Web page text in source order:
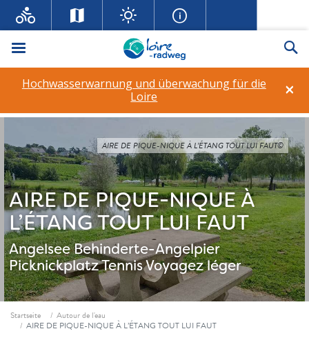
Menü
×
Hochwasserwarnung und überwachung für die
Loire
AIRE DE PIQUE-NIQUE À
L’ÉTANG TOUT LUI FAUT
AngelseeBehinderte-Angelpier
PicknickplatzTennisVoyagez léger
AIRE DE PIQUE-NIQUE À L’ÉTANG TOUT LUI FAUT©
Fil d'ariane
Startseite
Autour de l'eau
AIRE DE PIQUE-NIQUE À L’ÉTANG TOUT LUI FAUT